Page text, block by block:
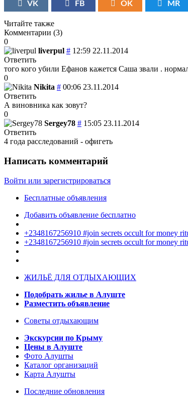
VK FB OK MR
Читайте также
Комментарии (3)
0
liverpul # 12:59 22.11.2014
Ответить
того кого убили Ефанов кажется Саша звали .
0
Nikita # 00:06 23.11.2014
Ответить
А виновника как зовут?
0
Sergey78 # 15:05 23.11.2014
Ответить
4 года расследований - офигеть
Написать комментарий
Войти или зарегистрироваться
Бесплатные объявления
Добавить объявление бесплатно
+2348167256910 #join secrets occult for money
+2348167256910 #join secrets occult for money
ЖИЛЬЁ ДЛЯ ОТДЫХАЮЩИХ
Подобрать жилье в Алуште
Разместить объявление
Советы отдыхающим
Экскурсии по Крыму
Цены в Алуште
Фото Алушты
Каталог организаций
Карта Алушты
Последние обновления